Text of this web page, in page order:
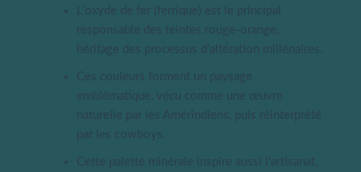
L’oxyde de fer (ferrique) est le principal
responsable des teintes rouge-orange,
héritage des processus d’altération millénaires.
Ces couleurs forment un paysage
emblématique, vécu comme une œuvre
naturelle par les Amérindiens, puis réinterprété
par les cowboys.
Cette palette minérale inspire aussi l’artisanat,